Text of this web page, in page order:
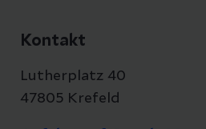
Kontakt
Lutherplatz 40
47805 Krefeld